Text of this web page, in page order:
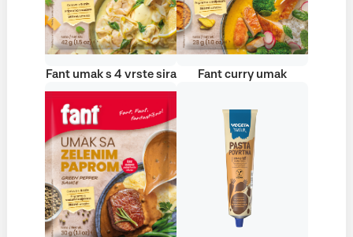
Fant umak s 4 vrste sira Fant curry umak